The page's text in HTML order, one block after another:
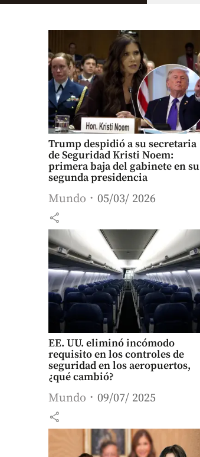
Trump despidió a su secretaria
de Seguridad Kristi Noem:
primera baja del gabinete en su
segunda presidencia
Mundo 05/03/ 2026
share
EE. UU. eliminó incómodo
requisito en los controles de
seguridad en los aeropuertos,
¿qué cambió?
Mundo 09/07/ 2025
share